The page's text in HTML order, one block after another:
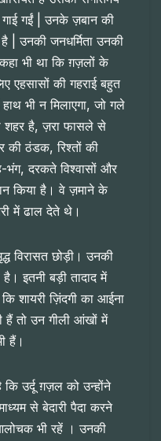
गईं | उनके ज़बान की
| उनकी जनधर्मिता उनकी
भी था कि ग़ज़लों के
एहसासों की गहराई बहुत
भी न मिलाएगा, जो गले
शहर है, ज़रा फासले से
की ठंडक, रिश्तों की
भंग, दरकते विश्वासों और
किया है। वे ज़माने के
में ढाल देते थे।
विरासत छोड़ी। उनकी
इतनी बड़ी तादाद में
शायरी ज़िंदगी का आईना
तो उन गीली आंखों में
हैं।
उर्दू ग़ज़ल को उन्होंने
से बेदारी पैदा करने
भी रहें । उनकी